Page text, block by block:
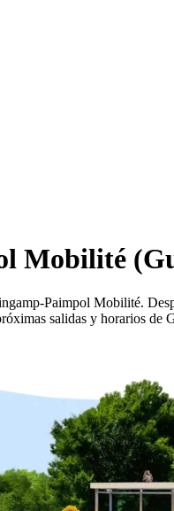
Mobilité
Paimpol Mobilité.
salidas y horarios